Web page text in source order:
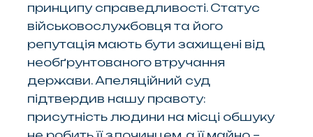
принципу справедливості. Статус
військовослужбовця та його
репутація мають бути захищені від
необґрунтованого втручання
держави. Апеляційний суд
підтвердив нашу правоту:
присутність людини на місці обшуку